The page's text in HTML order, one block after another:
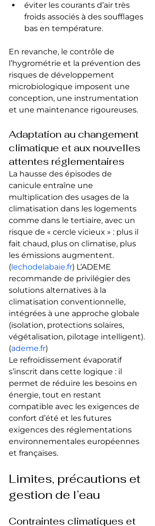
éviter les courants d’air très
froids associés à des soufflages
bas en température.
En revanche, le contrôle de
l’hygrométrie et la prévention des
risques de développement
microbiologique imposent une
conception, une instrumentation
et une maintenance rigoureuses.
Adaptation au changement
climatique et aux nouvelles
attentes réglementaires
La hausse des épisodes de
canicule entraîne une
multiplication des usages de la
climatisation dans les logements
comme dans le tertiaire, avec un
risque de « cercle vicieux » : plus il
fait chaud, plus on climatise, plus
les émissions augmentent.
(lechodelabaie.fr) L’ADEME
recommande de privilégier des
solutions alternatives à la
climatisation conventionnelle,
intégrées à une approche globale
(isolation, protections solaires,
végétalisation, pilotage intelligent).
(ademe.fr)
Le refroidissement évaporatif
s’inscrit dans cette logique : il
permet de réduire les besoins en
énergie, tout en restant
compatible avec les exigences de
confort d’été et les futures
exigences des réglementations
environnementales européennes
et françaises.
Limites, précautions et
gestion de l’eau
Contraintes climatiques et